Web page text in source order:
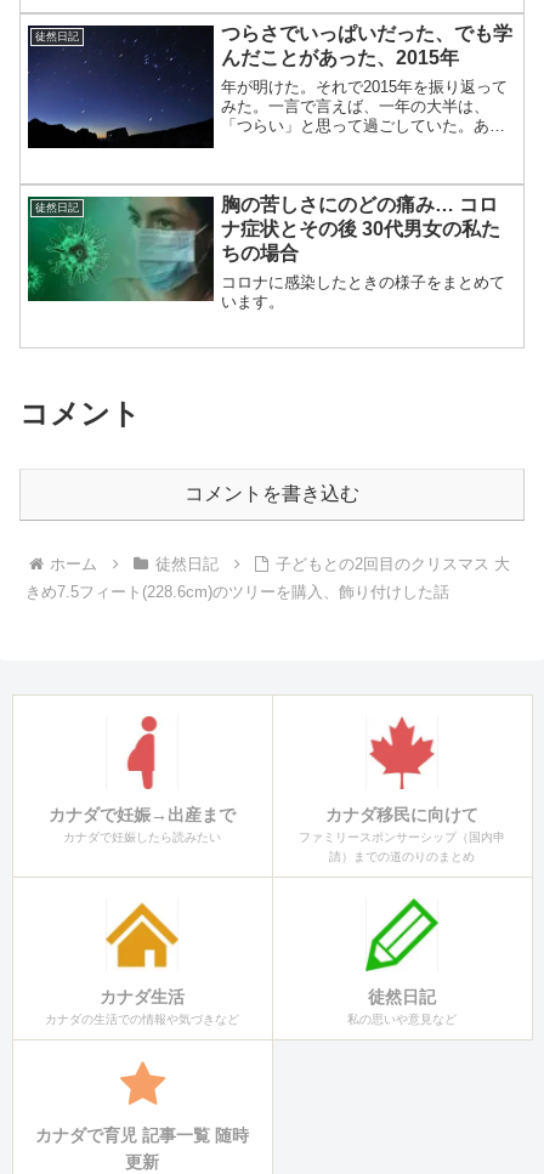
月」と言ってもよいでしょ...
徒然日記
つらさでいっぱいだった、でも学
んだことがあった、2015年
年が明けた。それで2015年を振り返って
みた。一言で言えば、一年の大半は、
「つらい」と思って過ごしていた。あり
さ。将来が見えないつらさ。今日は少し
長くなります。私がカナダ...
徒然日記
胸の苦しさにのどの痛み… コロ
ナ症状とその後 30代男女の私た
ちの場合
コロナに感染したときの様子をまとめて
います。
コメント
コメントを書き込む
ホーム 徒然日記
子どもとの2回目のクリスマス 大
きめ7.5フィート(228.6cm)のツリーを購入、飾り付けした話
カナダで妊娠→出産まで
カナダで妊娠したら読みたい
カナダ移民に向けて
ファミリースポンサーシップ（国内申
請）までの道のりのまとめ
カナダ生活
カナダの生活での情報や気づきなど
徒然日記
私の思いや意見など
カナダで育児 記事一覧 随時
更新